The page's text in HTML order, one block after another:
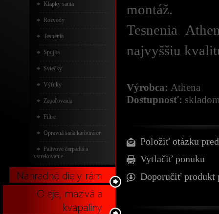
montáž.
Tesnenia
najvyššiu
Výrobca: Athena
Dostupnosť:
Položiť otázku
Vytlačiť ponuku
Doporučiť produkt
Klapky sania
Rozvody
Tesnenia
Spojka
Sviečky
Výfuky
Zapaľovania
Filtre
Opravná sada karburátor
Palivové čerpadlá a
vstrekovanie
Náhradné diely rám
Oleje, mazivá a
kvapaliny